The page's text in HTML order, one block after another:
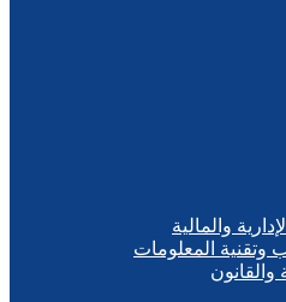
والمالية
وتقنية المعلومات
والقانون